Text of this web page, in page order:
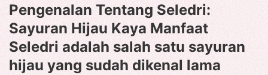
Pengenalan Tentang Seledri:
Sayuran Hijau Kaya Manfaat
Seledri adalah salah satu sayuran
hijau yang sudah dikenal lama